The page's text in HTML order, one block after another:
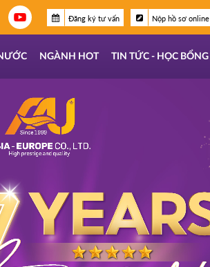
Đăng ký tư vấn Nộp hồ sơ online
NGÀNH HOT TIN TỨC - HỌC BỔNG